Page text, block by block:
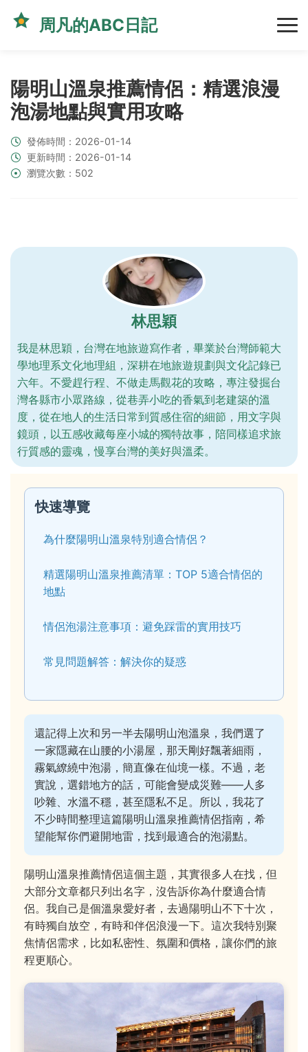
周凡的ABC日記
陽明山溫泉推薦情侶：精選浪漫
泡湯地點與實用攻略
發佈時間：2026-01-14
更新時間：2026-01-14
瀏覽次數：502
林思穎
我是林思穎，台灣在地旅遊寫作者，畢業於台灣師範大
學地理系文化地理組，深耕在地旅遊規劃與文化記錄已
六年。不愛趕行程、不做走馬觀花的攻略，專注發掘台
灣各縣市小眾路線，從巷弄小吃的香氣到老建築的溫
度，從在地人的生活日常到質感住宿的細節，用文字與
鏡頭，以五感收藏每座小城的獨特故事，陪同樣追求旅
行質感的靈魂，慢享台灣的美好與溫柔。
快速導覽
為什麼陽明山溫泉特別適合情侶？
精選陽明山溫泉推薦清單：TOP 5適合情侶的
地點
情侶泡湯注意事項：避免踩雷的實用技巧
常見問題解答：解決你的疑惑
還記得上次和另一半去陽明山泡溫泉，我們選了
一家隱藏在山腰的小湯屋，那天剛好飄著細雨，
霧氣繚繞中泡湯，簡直像在仙境一樣。不過，老
實說，選錯地方的話，可能會變成災難——人多
吵雜、水溫不穩，甚至隱私不足。所以，我花了
不少時間整理這篇陽明山溫泉推薦情侶指南，希
望能幫你們避開地雷，找到最適合的泡湯點。
陽明山溫泉推薦情侶這個主題，其實很多人在找，但
大部分文章都只列出名字，沒告訴你為什麼適合情
侶。我自己是個溫泉愛好者，去過陽明山不下十次，
有時獨自放空，有時和伴侶浪漫一下。這次我特別聚
焦情侶需求，比如私密性、氛圍和價格，讓你們的旅
程更順心。